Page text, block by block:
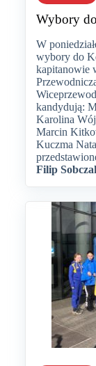
Wybory
W
wybory do
kapitanowie
kandydują:
Karolina
Marcin
Kuczma
Filip